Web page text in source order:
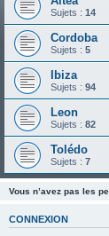
Sujets : 14
Cordoba
Sujets : 5
Ibiza
Sujets : 94
Leon
Sujets : 82
Tolédo
Sujets : 7
Vous n’avez pas les
CONNEXION